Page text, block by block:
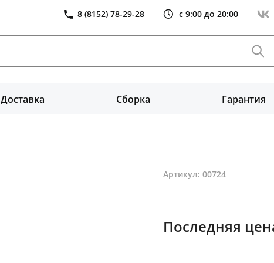
8 (8152) 78-29-28 с 9:00 до 20:00
Доставка Сборка Гарантия
Артикул: 00724
Последняя